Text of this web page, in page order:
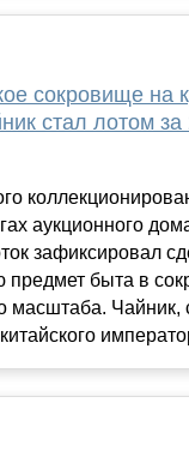
сокровище на
стал лотом за
аукционного
зафиксировал
предмет быта в
масштаба. Чайник,